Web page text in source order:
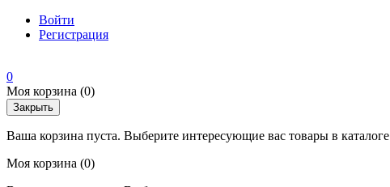
Войти
Регистрация
0
Моя корзина (0)
Закрыть
Ваша корзина пуста. Выберите интересующие вас товары в каталоге
Моя корзина (0)